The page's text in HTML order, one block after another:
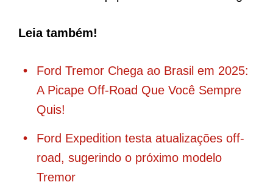
Leia também!
Ford Tremor Chega ao Brasil em 2025:
A Picape Off-Road Que Você Sempre
Quis!
Ford Expedition testa atualizações off-
road, sugerindo o próximo modelo
Tremor